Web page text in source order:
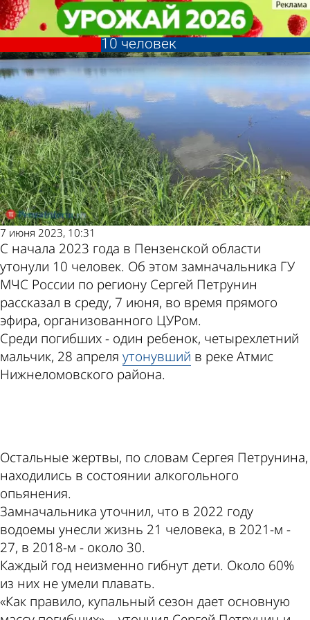
С начала 2023 года в
Пензенской области утонули
10 человек
Происшествия
7 июня 2023, 10:31
С начала 2023 года в Пензенской области
утонули 10 человек. Об этом замначальника ГУ
МЧС России по региону Сергей Петрунин
рассказал в среду, 7 июня, во время прямого
эфира, организованного ЦУРом.
Среди погибших - один ребенок, четырехлетний
мальчик, 28 апреля утонувший в реке Атмис
Нижнеломовского района.
Остальные жертвы, по словам Сергея Петрунина,
находились в состоянии алкогольного
опьянения.
Замначальника уточнил, что в 2022 году
водоемы унесли жизнь 21 человека, в 2021-м -
27, в 2018-м - около 30.
Каждый год неизменно гибнут дети. Около 60%
из них не умели плавать.
«Как правило, купальный сезон дает основную
С начала 2023 года в
Пензенской области утонули
10 человек
Происшествия
Другие новости по
теме
Погода и курсы
валют в Пензе